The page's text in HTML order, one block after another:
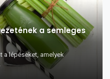
a semleges
a lépéseket, amelyek